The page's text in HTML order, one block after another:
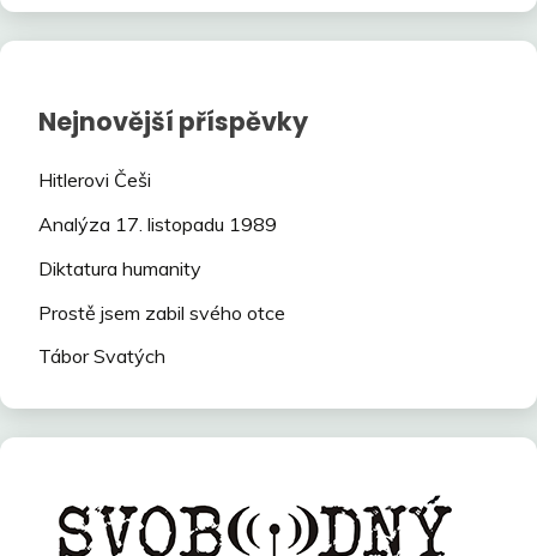
Nejnovější příspěvky
Hitlerovi Češi
Analýza 17. listopadu 1989
Diktatura humanity
Prostě jsem zabil svého otce
Tábor Svatých